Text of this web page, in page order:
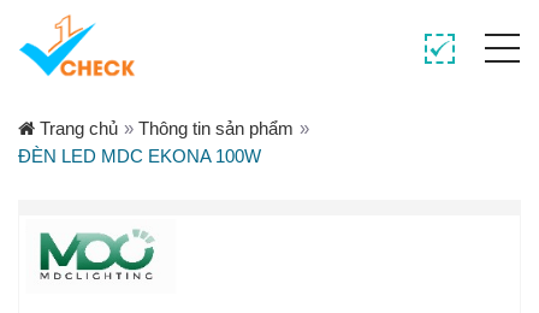
Trang chủ » Thông tin sản phẩm »
ĐÈN LED MDC EKONA 100W